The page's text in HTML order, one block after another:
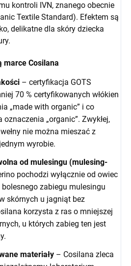
kontroli IVN, znanego obecnie
Textile Standard). Efektem są
delikatne dla skóry dziecka
marce Cosilana
– certyfikacja GOTS
70 % certyfikowanych włókien
„made with organic” i co
oznaczenia „organic”. Zwykłej,
nie można mieszać z
wyrobie.
od mulesingu (mulesing-
pochodzi wyłącznie od owiec
zabiegu mulesingu
skórnych u jagniąt bez
korzysta z ras o mniejszej
u których zabieg ten jest
materiały – Cosilana zleca